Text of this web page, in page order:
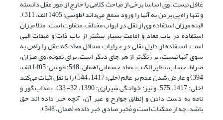
غافل نیست. وی اساسا برخی از مباحث کلامی را خارج از طور عقل دانسته
و تنها راه پی بردن به آنها را ورود سمع می‌داند (طوسی: 1405 الف، 311).
البته میزان استفاده وی از نقل در ابواب مختلف، متفاوت است. مثلا میزان
استفاده در باب معاد و امامت بسیار بیشتر از باب ذات و صفات الهی
است. استفاده از دلیل نقلی در جزئیاتِ مسائل معاد که عقل را راهی به
سوی آنها نیست، پر رنگ‌تر از هر جای دیگر است. برای نمونه، وی میزان،
صراط، حساب، تطایر الکتب، معاد جسمانی (همان، 548؛ طوسی: 1405 الف،
394) و عارض شدن عدم بر عالم (حلی: 1417، 544) را با نقل اثبات می‌کند
(حلی: 1417، 575. و نیز: خواجگی شیرازی: 1390، 32- 33). «عذاب گور و
نامه به دست دادن و إنطاق جوارح و غیر آن، آنچه خبر داده اند حق
باشد، چه از ممکنات است و مُخبر صادق خبر داده» (همان، 548).